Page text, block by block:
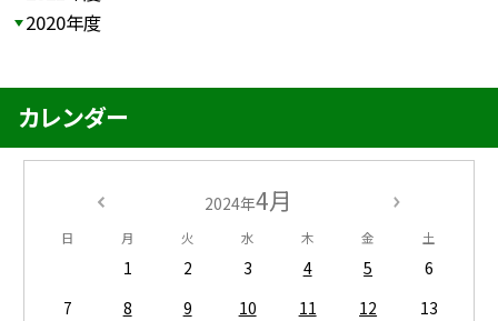
2020年度
カレンダー
2024年4月
日 月 火 水 木 金 土
1 2 3 4 5
6
7
8 9 10 11 12
13